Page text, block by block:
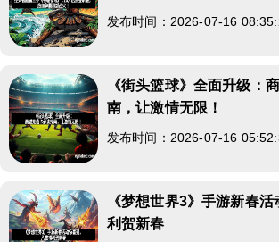
发布时间：2026-07-16
《街头篮球》全面升级：
南，让激情无限！
发布时间：2026-07-16
《梦想世界3》手游新春
利贺新春